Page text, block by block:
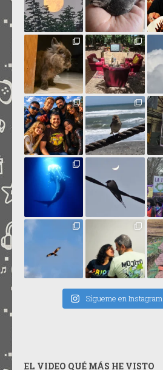
Sígueme en Instagram
EL VIDEO QUÉ MÁS HE VISTO